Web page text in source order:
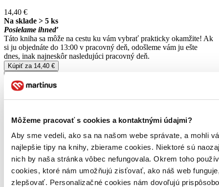
Môžeme pracovať s cookies a kontaktnými údajmi?
Aby sme vedeli, ako sa na našom webe správate, a mohli
najlepšie tipy na knihy, zbierame cookies. Niektoré sú
nich by naša stránka vôbec nefungovala. Okrem toho
cookies, ktoré nám umožňujú zisťovať, ako náš web
zlepšovať. Personalizačné cookies nám dovoľujú
14,40 €
Na sklade > 5 ks
Posielame ihneď
Táto kniha sa môže na cestu ku vám vybrať prakticky okamžite! Ak
si ju objednáte do 13:00 v pracovný deň, odošleme vám ju ešte
dnes, inak najneskôr nasledujúci pracovný deň.
Kúpiť za 14,40 €
Pridať do zoznamu